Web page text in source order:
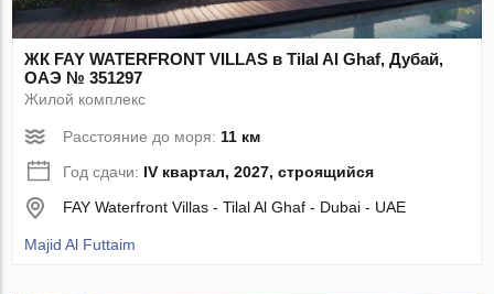
ЖК FAY WATERFRONT VILLAS в Tilal Al Ghaf, Дубай,
ОАЭ № 351297
Жилой комплекс
Расстояние до моря: 11 км
Год сдачи: IV квартал, 2027, строящийся
FAY Waterfront Villas - Tilal Al Ghaf - Dubai - UAE
Majid Al Futtaim